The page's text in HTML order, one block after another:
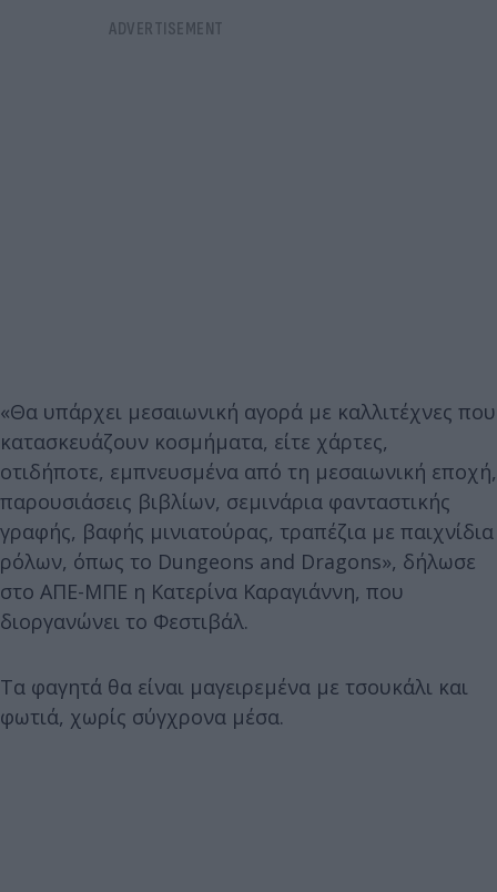
«Θα υπάρχει μεσαιωνική αγορά με καλλιτέχνες που
κατασκευάζουν κοσμήματα, είτε χάρτες,
οτιδήποτε, εμπνευσμένα από τη μεσαιωνική εποχή,
παρουσιάσεις βιβλίων, σεμινάρια φανταστικής
γραφής, βαφής μινιατούρας, τραπέζια με παιχνίδια
ρόλων, όπως το Dungeons and Dragons», δήλωσε
στο ΑΠΕ-ΜΠΕ η Κατερίνα Καραγιάννη, που
διοργανώνει το Φεστιβάλ.
Τα φαγητά θα είναι μαγειρεμένα με τσουκάλι και
φωτιά, χωρίς σύγχρονα μέσα.